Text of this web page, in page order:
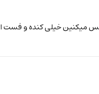
حس میکنین خیلی کنده و